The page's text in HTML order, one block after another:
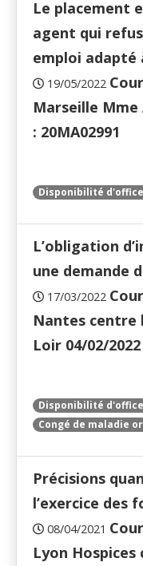
Le placement
agent qui
emploi adapté
19/05/2022
Marseille Mme
: 20MA02991
Disponibilité d'office
L’obligation
une demande
17/03/2022
Nantes centre
Loir 04/02/
Disponibilité d'office
Congé de maladie
Précisions
l’exercice des
08/04/2021
Lyon Hospices